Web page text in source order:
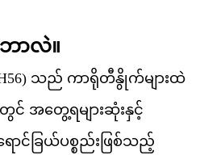
ာလဲ။
သည် ကာရိုတီနွိုက်များထဲ
င် အတွေ့ရများဆုံးနှင့်
င်ခြယ်ပစ္စည်းဖြစ်သည့်